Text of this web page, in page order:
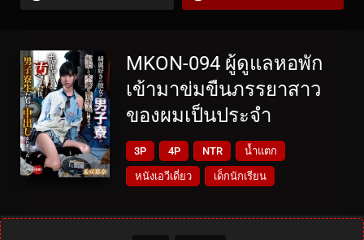
MKON-094 ผู้ดูแลหอพัก
เข้ามาข่มขืนภรรยาสาว
ของผมเป็นประจำ
3P 4P NTR น้ำแตก
หนังเอวีเดี่ยว เด็กนักเรียน